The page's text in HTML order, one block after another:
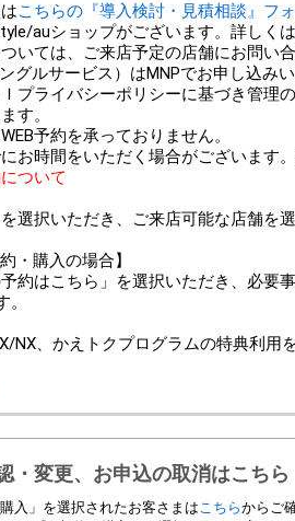
こちらの『導入検討・見積相談』フ
auショップがございます。詳しくは
ては、ご来店予定の店舗にお問い合
グルサービス）はMNPでお申し込みい
プライバシーポリシーに基づき管理
す。
予約を承っておりません。
お時間をいただく場合がございます
ついて
選択いただき、ご来店可能な店舗を
・購入の場合】
約はこちら」を選択いただき、必要
NX、かえトクプログラムの特典利
・変更、お申込の取消はこちら
入」を選択されたお客さまはこちらからご